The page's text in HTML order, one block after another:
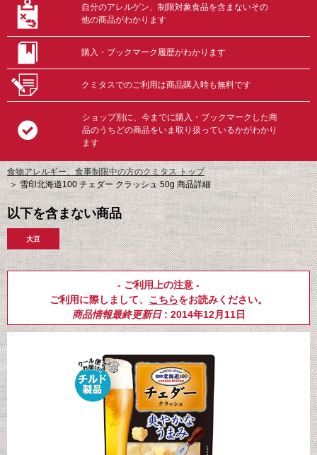
自分のアレルゲン、制限対象食品を含まないその
他の商品がわかります
購入・ブックマーク履歴がわかります
クミタスでのご利用は商品購入時も無料です
ショップ別に、今までに購入・ブックマークした商
品のうちどの商品をいま取り扱っているかがわかり
ます
食物アレルギー、食事制限中の方のクミタス トップ
＞雪印北海道100 チェダー クラッシュ 50g 商品詳細
以下を含まない商品
大豆
- ご利用上の注意 -
ご利用に際しまして、 こちらをお読みください。
商品情報最終更新日: 2014年12月11日